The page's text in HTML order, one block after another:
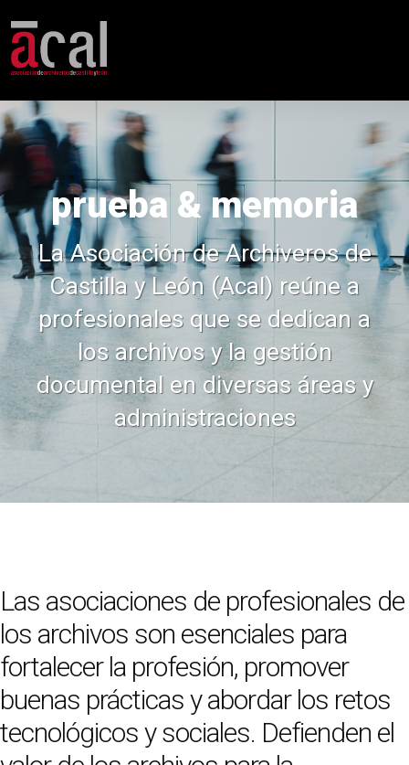
prueba & memoria
La Asociación de Archiveros de
Castilla y León (Acal) reúne a
profesionales que se dedican a
los archivos y la gestión
documental en diversas áreas y
administraciones
Las asociaciones de profesionales de
los archivos son esenciales para
fortalecer la profesión, promover
buenas prácticas y abordar los retos
tecnológicos y sociales. Defienden el